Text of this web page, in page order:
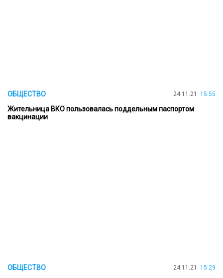
ОБЩЕСТВО 24.11.21 15:55
Жительница ВКО пользовалась поддельным паспортом
вакцинации
ОБЩЕСТВО 24.11.21 15:29